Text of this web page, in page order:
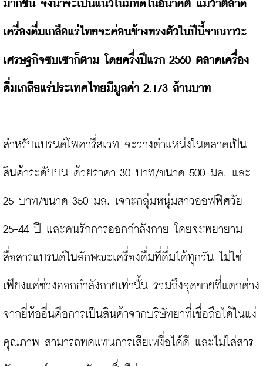
มากขึ้น จึงน่าจะเป็นแนวโน้มที่ดีในอนาคต แม้ว่าตลาด
เครื่องดื่มเกลือแร่ไทยจะค่อนข้างทรงตัวในปีนี้จากภาวะ
เศรษฐกิจซบเซาก็ตาม โดยครึ่งปีแรก 2560 ตลาดเครื่อง
ดื่มเกลือแร่ประเทศไทยมีมูลค่า 2,173 ล้านบาท
สำหรับแบรนด์โพคารี่สเวท จะวางตำแหน่งในตลาดเป็น
สินค้าระดับบน ด้วยราคา 30 บาท/ขนาด 500 มล. และ
25 บาท/ขนาด 350 มล. เจาะกลุ่มหนุ่มสาวออฟฟิศวัย
25-44 ปี และคนรักการออกกำลังกาย โดยจะพยายาม
สื่อสารแบรนด์ในลักษณะเครื่องดื่มที่ดื่มได้ทุกวัน ไม่ใช่
เพียงแค่ช่วงออกกำลังกายเท่านั้น รวมถึงจุดขายที่แตกต่าง
จากยี่ห้ออื่นคือการเป็นสินค้าจากบริษัทยาที่เชื่อถือได้ในแง่
คุณภาพ สามารถทดแทนการเสียเหงื่อได้ดี และไม่ใส่สาร